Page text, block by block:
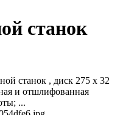
станок
станок , диск 275 х 32
и отшлифованная
...